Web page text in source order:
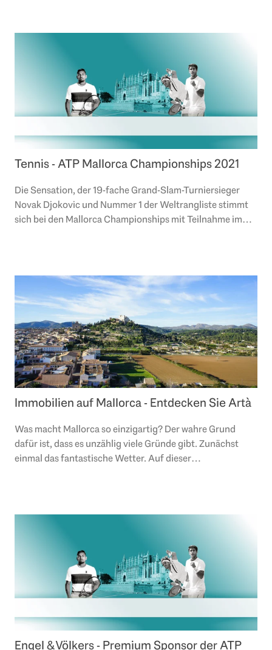
Tennis - ATP Mallorca Championships 2021
Die Sensation, der 19-fache Grand-Slam-Turniersieger
Novak Djokovic und Nummer 1 der Weltrangliste stimmt
sich bei den Mallorca Championships mit Teilnahme im
Immobilien auf Mallorca - Entdecken Sie Artà
Was macht Mallorca so einzigartig? Der wahre Grund
dafür ist, dass es unzählig viele Gründe gibt. Zunächst
einmal das fantastische Wetter. Auf dieser
Engel & Völkers - Premium Sponsor der ATP